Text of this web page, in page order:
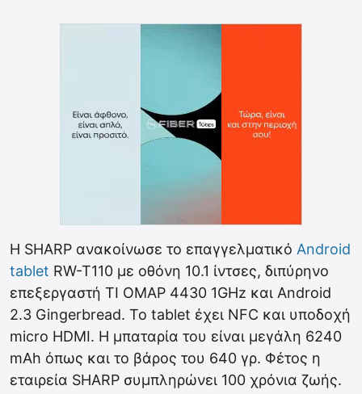
Η SHARP ανακοίνωσε το επαγγελματικό Android
tablet RW-T110 με οθόνη 10.1 ίντσες, διπύρηνο
επεξεργαστή TI OMAP 4430 1GHz και Android
2.3 Gingerbread. Το tablet έχει NFC και υποδοχή
micro HDMI. Η μπαταρία του είναι μεγάλη 6240
mAh όπως και το βάρος του 640 γρ. Φέτος η
εταιρεία SHARP συμπληρώνει 100 χρόνια ζωής.